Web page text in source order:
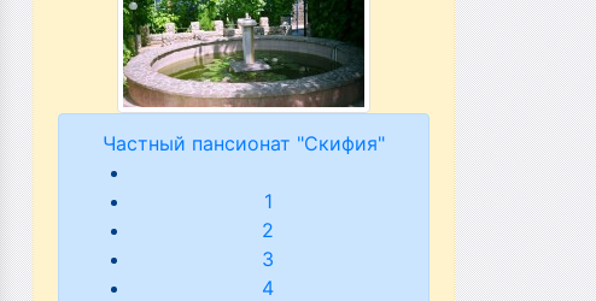
Частный пансионат "Скифия"
1
2
3
4